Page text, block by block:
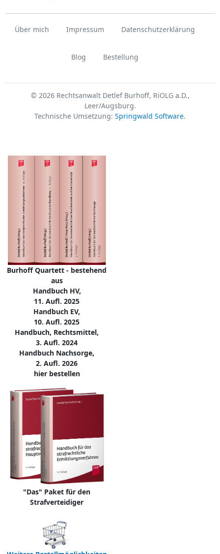
Über mich Impressum Datenschutzerklärung
Blog Bestellung
© 2026 Rechtsanwalt Detlef Burhoff, RiOLG a.D.,
Leer/Augsburg.
Technische Umsetzung: Springwald Software.
Burhoff Quartett - bestehend
aus
Handbuch HV,
11. Aufl. 2025
Handbuch EV,
10. Aufl. 2025
Handbuch, Rechtsmittel,
3. Aufl. 2024
Handbuch Nachsorge,
2. Aufl. 2026
hier bestellen
"Das" Paket für den
Strafverteidiger